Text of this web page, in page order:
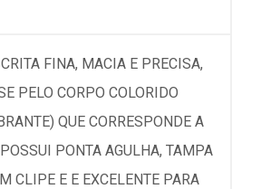
FINA, MACIA E PRECISA,
PELO CORPO COLORIDO
QUE CORRESPONDE A
PONTA AGULHA, TAMPA
CLIPE E E EXCELENTE PARA